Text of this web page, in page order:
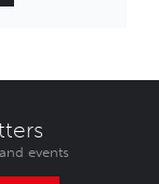
events